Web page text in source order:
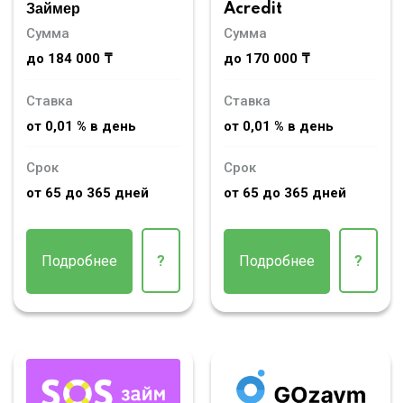
Займер
Сумма
до 184 000 ₸
Ставка
от 0,01 % в день
Срок
от 65 до 365 дней
Подробнее ?
Acredit
Сумма
до 170 000 ₸
Ставка
от 0,01 % в день
Срок
от 65 до 365 дней
Подробнее ?